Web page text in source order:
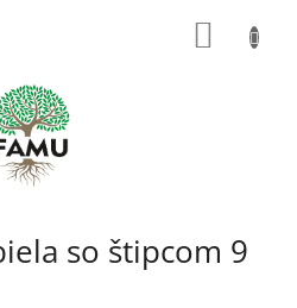
so štipcom 9